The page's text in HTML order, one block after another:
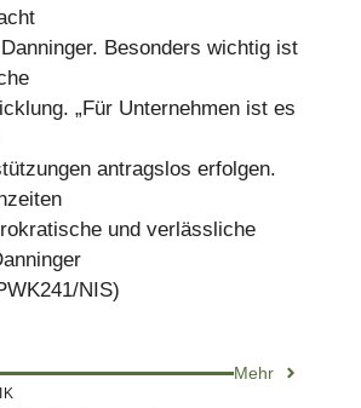
Besonders wichtig ist
„Für Unternehmen ist es
antragslos erfolgen.
und verlässliche
NIS)
Mehr